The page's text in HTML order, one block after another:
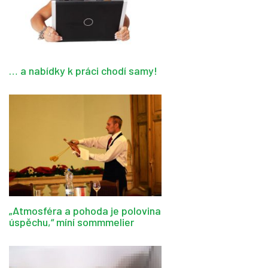
… a nabídky k práci chodí samy!
„Atmosféra a pohoda je polovina
úspěchu,“ míní sommmelier